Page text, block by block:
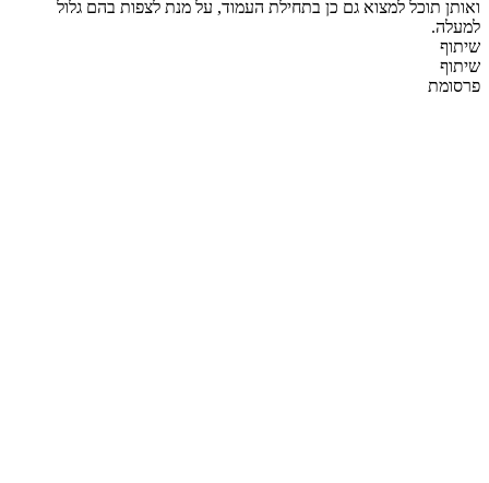
ואותן תוכל למצוא גם כן בתחילת העמוד, על מנת לצפות בהם גלול
למעלה.
שיתוף
שיתוף
פרסומת